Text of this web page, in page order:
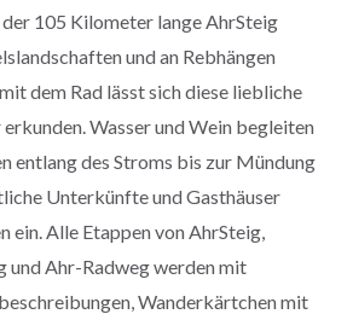
105 Kilometer lange AhrSteig
und an Rebhängen
dem Rad lässt sich diese liebliche
Wasser und Wein begleiten
entlang des Stroms bis zur Mündung
Unterkünfte und Gasthäuser
ein. Alle Etappen von AhrSteig,
und Ahr-Radweg werden mit
Wanderkärtchen mit